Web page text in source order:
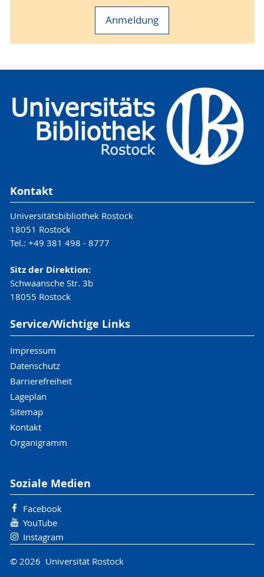
Anmeldung
Kontakt
Universitätsbibliothek Rostock
18051 Rostock
Tel.: +49 381 498 - 8777
Sitz der Direktion:
Schwaansche Str. 3b
18055 Rostock
Service/Wichtige Links
Impressum
Datenschutz
Barrierefreiheit
Lageplan
Sitemap
Kontakt
Organigramm
Soziale Medien
Facebook
YouTube
Instagram
© 2026 Universität Rostock